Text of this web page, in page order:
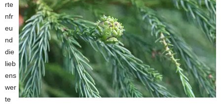
rte
nfr
eu
nd
die
lieb
ens
wer
te